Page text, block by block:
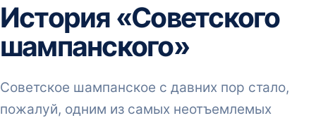
История «Советского
шампанского»
Советское шампанское с давних пор стало,
пожалуй, одним из самых неотъемлемых